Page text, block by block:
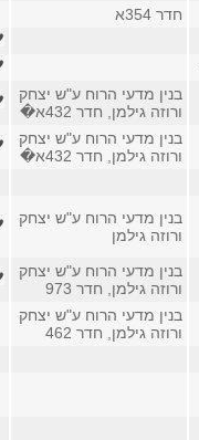
חדר 354א
בנין מדעי הרוח ע"ש יצחק
ורוזה גילמן, חדר 432א�
בנין מדעי הרוח ע"ש יצחק
ורוזה גילמן, חדר 432א�
בנין מדעי הרוח ע"ש יצחק
ורוזה גילמן
בנין מדעי הרוח ע"ש יצחק
ורוזה גילמן, חדר 973
בנין מדעי הרוח ע"ש יצחק
ורוזה גילמן, חדר 462